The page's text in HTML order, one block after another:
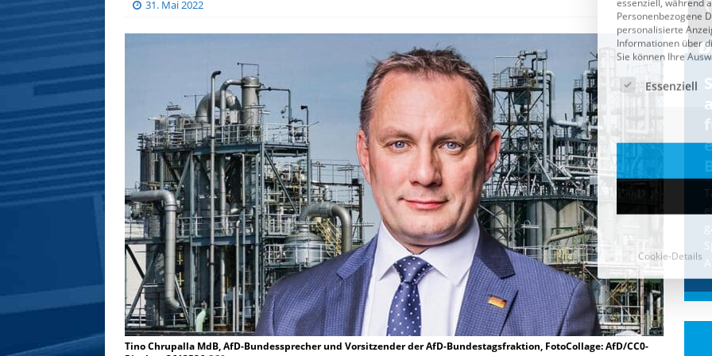
31. Mai 2022
Tino Chrupalla MdB, AfD-Bundessprecher und Vorsitzender der AfD-Bundestagsfraktion, FotoCollage: AfD/CC0-
CDU & Ampel wollen nach
der Wahl wieder Afghanen
einfliegen: Zeit für ein
Asylmoratorium!
Die Bundesregierung und die CDU
halten die Wähler für dumm! Weil die
Stimmung wegen der von Afghanen
verübten Anschläge kippte, wurden die
Flüge vor der[...]